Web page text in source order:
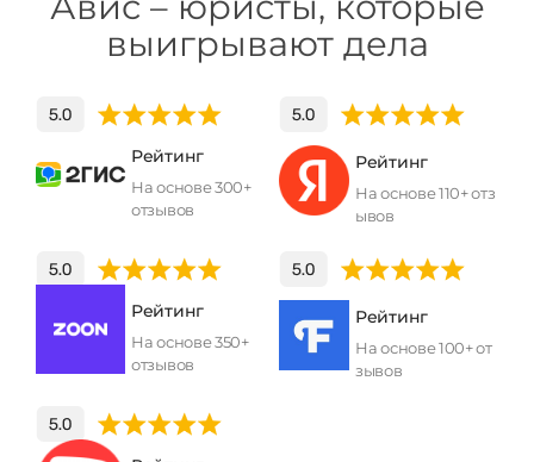
выигрывают дела
Рейтинг
На основе 300+
отзывов
Рейтинг
На основе 110+ отз
ывов
Рейтинг
На основе 350+
отзывов
Рейтинг
На основе 100+ от
зывов